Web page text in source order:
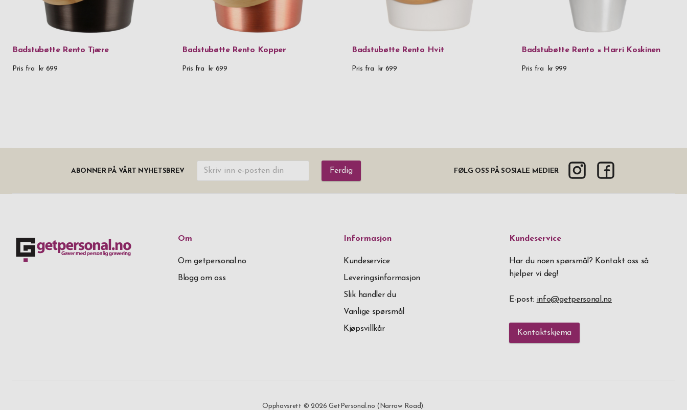
Badstubøtte Rento Tjære
Pris fra kr 699
Badstubøtte Rento Kopper
Pris fra kr 699
Badstubøtte Rento Hvit
Pris fra kr 699
Badstubøtte Rento × Harri Koskinen
Pris fra kr 999
ABONNER PÅ VÅRT NYHETSBREV Ferdig FØLG OSS PÅ SOSIALE MEDIER
Om
Om getpersonal.no
Blogg om oss
Informasjon
Kundeservice
Leveringsinformasjon
Slik handler du
Vanlige spørsmål
Kjøpsvillkår
Kundeservice
Har du noen spørsmål? Kontakt oss så
hjelper vi deg!
E-post: info@getpersonal.no
Kontaktskjema
Opphavsrett © 2026 GetPersonal.no (Narrow Road).